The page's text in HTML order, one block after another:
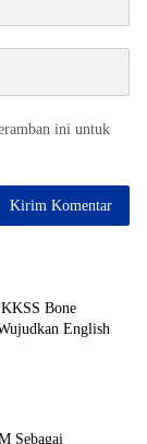
ini untuk
Bone
English
Sebagai